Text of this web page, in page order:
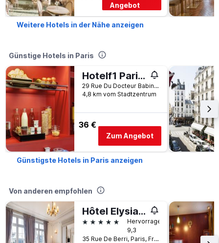
Angebot
Weitere Hotels in der Nähe anzeigen
Günstige Hotels in Paris
Hotelf1 Paris Saint Ouen Marché Aux Puces
29 Rue Du Docteur Babinski, Paris, Frankreich
4,8 km vom Stadtzentrum
36 €
Zum Angebot
Günstigste Hotels in Paris anzeigen
Von anderen empfohlen
Hôtel Elysia by Inwood Hotels
5 Sterne
Hervorragend
9,3
35 Rue De Berri, Paris, Frankreich